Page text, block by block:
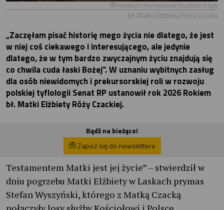
Archiwum Franciszkanek Służebnic Krzyża
bł. Matka Elżbieta Róża Czacka
„Zaczęłam pisać historię mego życia nie dlatego, że jest
w niej coś ciekawego i interesującego, ale jedynie
dlatego, że w tym bardzo zwyczajnym życiu znajdują się
co chwila cuda łaski Bożej”. W uznaniu wybitnych zasług
dla osób niewidomych i prekursorskiej roli w rozwoju
polskiej tyflologii Senat RP ustanowił rok 2026 Rokiem
bł. Matki Elżbiety Róży Czackiej.
Bądź na bieżąco!
Zapisz się do newslettera
Testamentem Matki jest jej życie” – stwierdził w
dniu pogrzebu Matki Elżbiety w Laskach prymas
Stefan Wyszyński, którego z Matką Czacką